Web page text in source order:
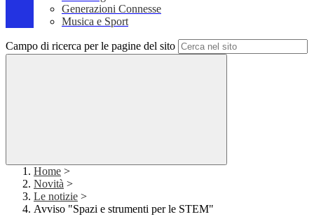
Generazioni Connesse
Musica e Sport
Campo di ricerca per le pagine del sito
Home >
Novità >
Le notizie >
Avviso "Spazi e strumenti per le STEM"